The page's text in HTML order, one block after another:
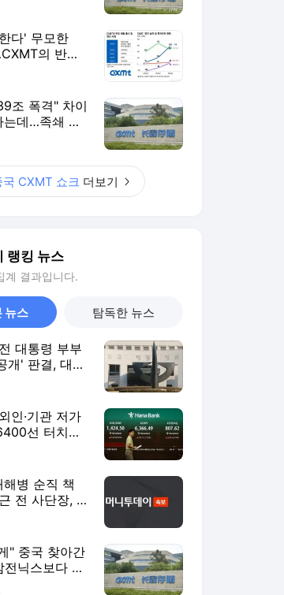
다' 무모한
의 반도
조 폭격" 차이
는데…족쇄 찬
식
국 CXMT 쇼크 더보기
랭킹 뉴스
계 결과입니다.
뉴스 탐독한 뉴스
대통령 부부
개' 판결, 대법
이관 자료"
인·기관 저가
선 터치…
상승
병 순직 책
전 사단장, 2
3년
" 중국 찾아간
전닉스보다 더
계약 무산